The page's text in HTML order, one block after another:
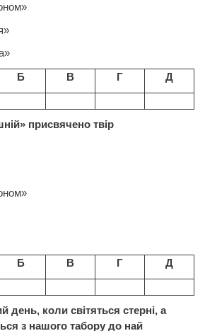
Б В Г Д
присвячено твір
Б В Г Д
день, коли світяться стерні, а
з нашого табору до най